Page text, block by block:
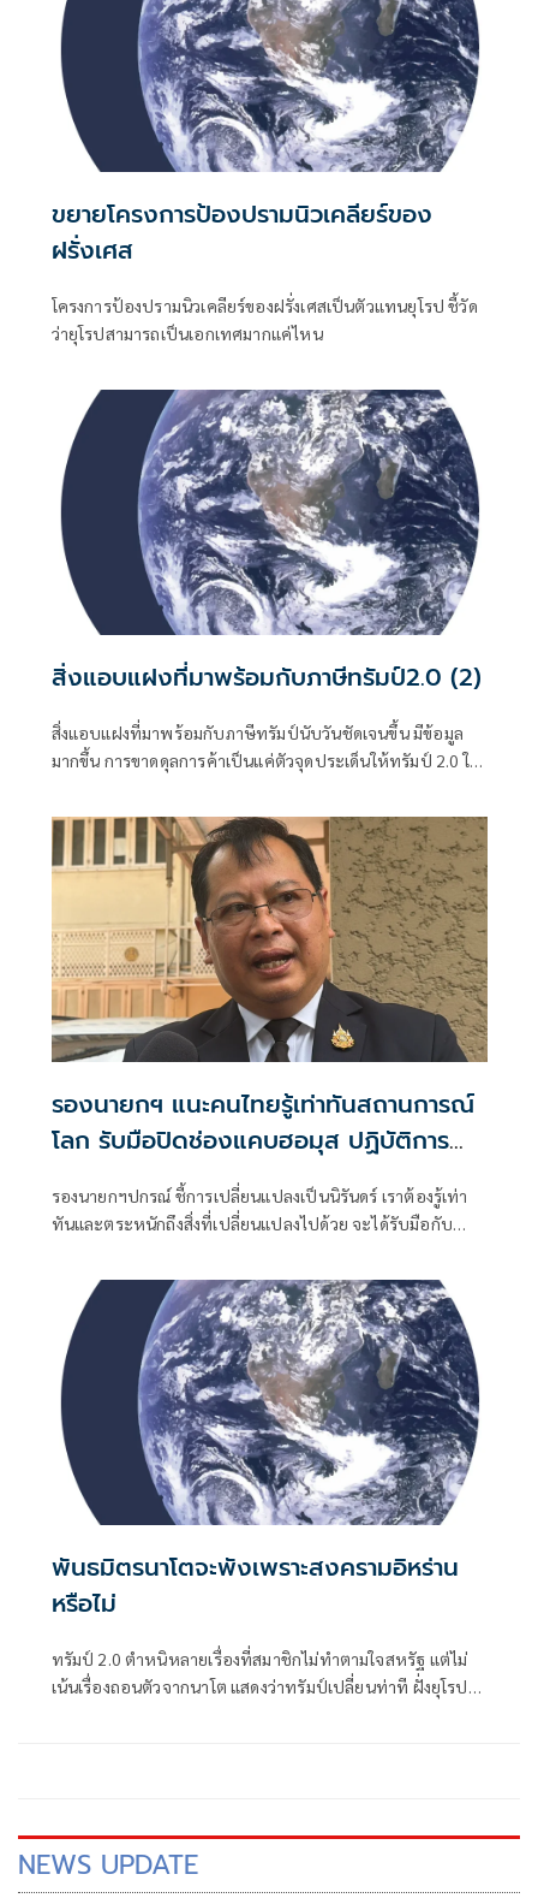
ขยายโครงการป้องปรามนิวเคลียร์ของ
ฝรั่งเศส
โครงการป้องปรามนิวเคลียร์ของฝรั่งเศสเป็นตัวแทนยุโรป ชี้วัด
ว่ายุโรปสามารถเป็นเอกเทศมากแค่ไหน
สิ่งแอบแฝงที่มาพร้อมกับภาษีทรัมป์2.0 (2)
สิ่งแอบแฝงที่มาพร้อมกับภาษีทรัมป์นับวันชัดเจนขึ้น มีข้อมูล
มากขึ้น การขาดดุลการค้าเป็นแค่ตัวจุดประเด็นให้ทรัมป์ 2.0 ใช้
รองนายกฯ แนะคนไทยรู้เท่าทันสถานการณ์
โลก รับมือปิดช่องแคบฮอมุส ปฏิบัติการ
รอบสามตะวันออกกลาง
รองนายกฯปกรณ์ ชี้การเปลี่ยนแปลงเป็นนิรันดร์ เราต้องรู้เท่า
ทันและตระหนักถึงสิ่งที่เปลี่ยนแปลงไปด้วย จะได้รับมือกับ
พันธมิตรนาโตจะพังเพราะสงครามอิหร่าน
หรือไม่
ทรัมป์ 2.0 ตำหนิหลายเรื่องที่สมาชิกไม่ทำตามใจสหรัฐ แต่ไม่
เน้นเรื่องถอนตัวจากนาโต แสดงว่าทรัมป์เปลี่ยนท่าที ฝั่งยุโรป
NEWS UPDATE